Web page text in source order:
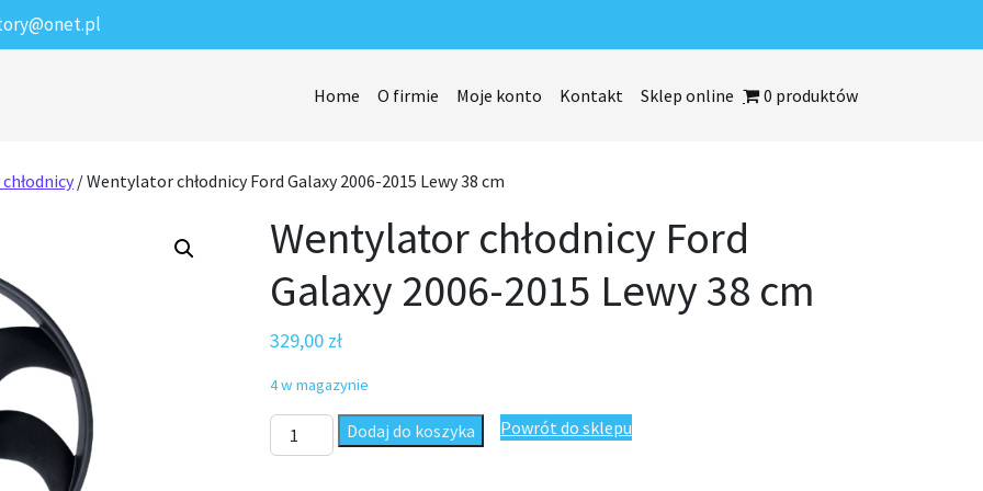
Home O firmie Moje konto Kontakt Sklep online 0 produktów
/ Wentylator chłodnicy Ford Galaxy 2006-2015 Lewy 38 cm
Wentylator chłodnicy Ford
Galaxy 2006-2015 Lewy 38 cm
329,00 zł
4 w magazynie
ilość Wentylator chłodnicy Ford Galaxy 2006-2015 Lewy 38 cm
Dodaj do koszyka Powrót do sklepu